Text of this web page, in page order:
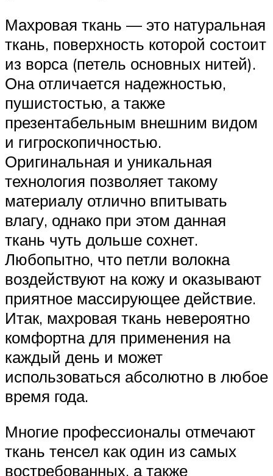
Махровая ткань — это натуральная
ткань, поверхность которой состоит
из ворса (петель основных нитей).
Она отличается надежностью,
пушистостью, а также
презентабельным внешним видом
и гигроскопичностью.
Оригинальная и уникальная
технология позволяет такому
материалу отлично впитывать
влагу, однако при этом данная
ткань чуть дольше сохнет.
Любопытно, что петли волокна
воздействуют на кожу и оказывают
приятное массирующее действие.
Итак, махровая ткань невероятно
комфортна для применения на
каждый день и может
использоваться абсолютно в любое
время года.
Многие профессионалы отмечают
ткань тенсел как один из самых
востребованных, а также